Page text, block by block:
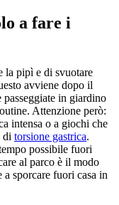
a fare i
la pipì e di svuotare
avviene dopo il
in giardino
Attenzione però:
intensa o a giochi che
di torsione gastrica.
possibile fuori
al parco è il modo
sporcare fuori casa in